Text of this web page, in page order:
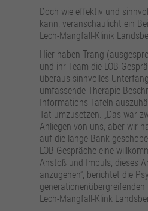
Doch wie effektiv und
kann, veranschaulicht ein
Lech-Mangfall-Klinik
Hier haben Trang
und ihr Team die LOB-
überaus sinnvolles
umfassende Therapie-
Informations-Tafeln
Tat umzusetzen. „Das war
Anliegen von uns, aber wir
auf die lange Bank
LOB-Gespräche eine
Anstoß und Impuls, dieses
anzugehen“, berichtet die
Lech-Mangfall-Klink